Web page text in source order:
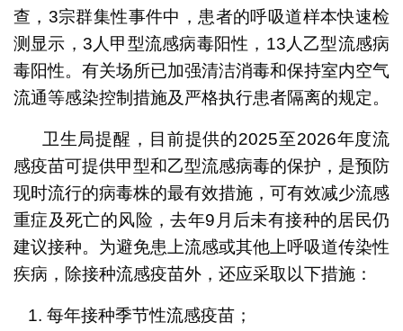
查，3宗群集性事件中，患者的呼吸道样本快速检
测显示，3人甲型流感病毒阳性，13人乙型流感病
毒阳性。有关场所已加强清洁消毒和保持室内空气
流通等感染控制措施及严格执行患者隔离的规定。
卫生局提醒，目前提供的2025至2026年度流
感疫苗可提供甲型和乙型流感病毒的保护，是预防
现时流行的病毒株的最有效措施，可有效减少流感
重症及死亡的风险，去年9月后未有接种的居民仍
建议接种。为避免患上流感或其他上呼吸道传染性
疾病，除接种流感疫苗外，还应采取以下措施：
每年接种季节性流感疫苗；